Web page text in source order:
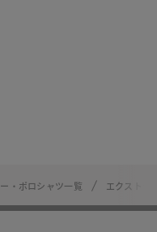
・ポロシャツ一覧 エクストラ